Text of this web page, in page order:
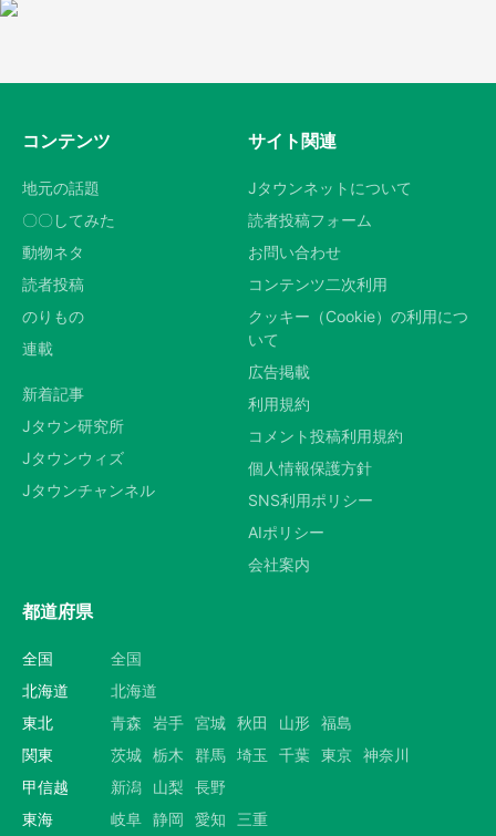
コンテンツ
地元の話題
〇〇してみた
動物ネタ
読者投稿
のりもの
連載
新着記事
Jタウン研究所
Jタウンウィズ
Jタウンチャンネル
サイト関連
Jタウンネットについて
読者投稿フォーム
お問い合わせ
コンテンツ二次利用
クッキー（Cookie）の利用につ
いて
広告掲載
利用規約
コメント投稿利用規約
個人情報保護方針
SNS利用ポリシー
AIポリシー
会社案内
都道府県
全国
全国
北海道
北海道
東北
青森 岩手 宮城 秋田 山形 福島
関東
茨城 栃木 群馬 埼玉 千葉 東京 神奈川
甲信越
新潟 山梨
長野
東海
岐阜 静岡 愛知 三重